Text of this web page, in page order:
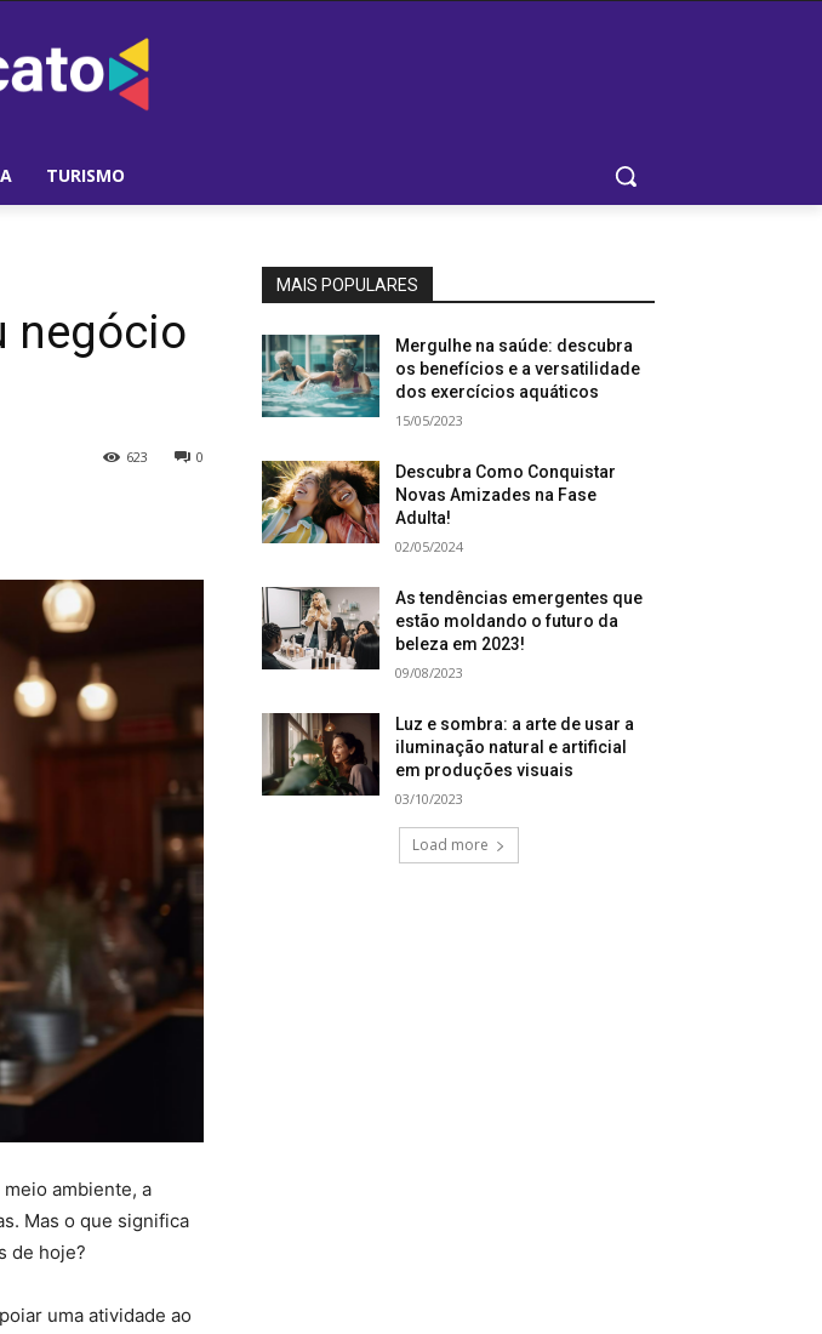
TURISMO
negócio
0
623
ambiente, a
Mas o que significa
de hoje?
uma atividade ao
MAIS POPULARES
Mergulhe na saúde: descubra
os benefícios e a versatilidade
dos exercícios aquáticos
15/05/2023
Descubra Como Conquistar
Novas Amizades na Fase
Adulta!
02/05/2024
As tendências emergentes que
estão moldando o futuro da
beleza em 2023!
09/08/2023
Luz e sombra: a arte de usar a
iluminação natural e artificial
em produções visuais
03/10/2023
Load more